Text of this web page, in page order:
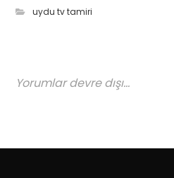
uydu tv tamiri
Yorumlar devre dışı...